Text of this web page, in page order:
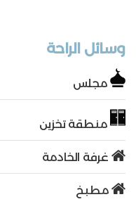
وسائل الراحة
مجلس
منطقة تخزين
غرفة الخادمة
مطبخ